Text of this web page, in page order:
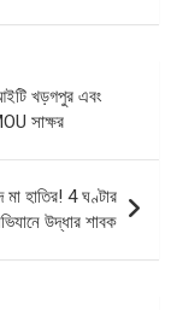
খড়গপুর এবং
সাক্ষর
হাতির! 4 ঘণ্টার
উদ্ধার শাবক